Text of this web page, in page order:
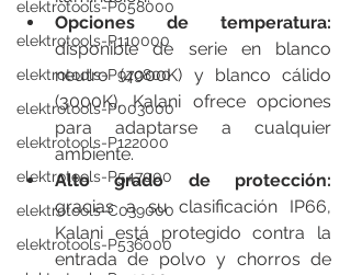
elektrotools-P058000
elektrotools-P110000
elektrotools-P979800
elektrotools-P003000
elektrotools-P122000
elektrotools-P547000
elektrotools-C039000
elektrotools-P536000
Opciones de temperatura:
disponible de serie en blanco
neutro (4000K) y blanco cálido
(3000K), Kalani ofrece opciones
para adaptarse a cualquier
ambiente.
Alto grado de protección:
gracias a su clasificación IP66,
Kalani está protegido contra la
entrada de polvo y chorros de